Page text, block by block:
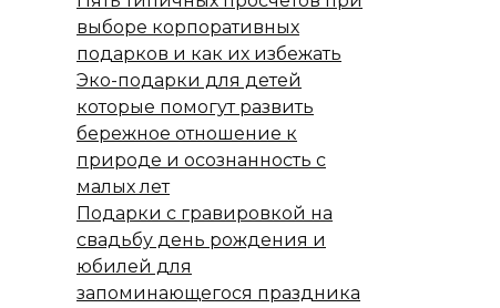
выборе корпоративных
подарков и как их избежать
Эко-подарки для детей
которые помогут развить
бережное отношение к
природе и осознанность с
малых лет
Подарки с гравировкой на
свадьбу день рождения и
юбилей для
запоминающегося праздника